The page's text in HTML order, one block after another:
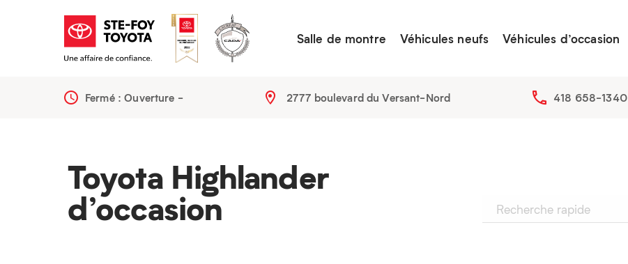
Salle de montre Véhicules neufs Véhicules d’occasion
Fermé : Ouverture - 2777 boulevard du Versant-Nord 418 658-1340
Toyota Highlander
d’occasion